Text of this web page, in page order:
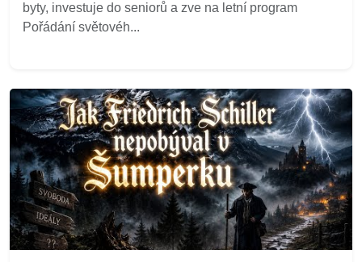
byty, investuje do seniorů a zve na letní program
Pořádání světovéh...